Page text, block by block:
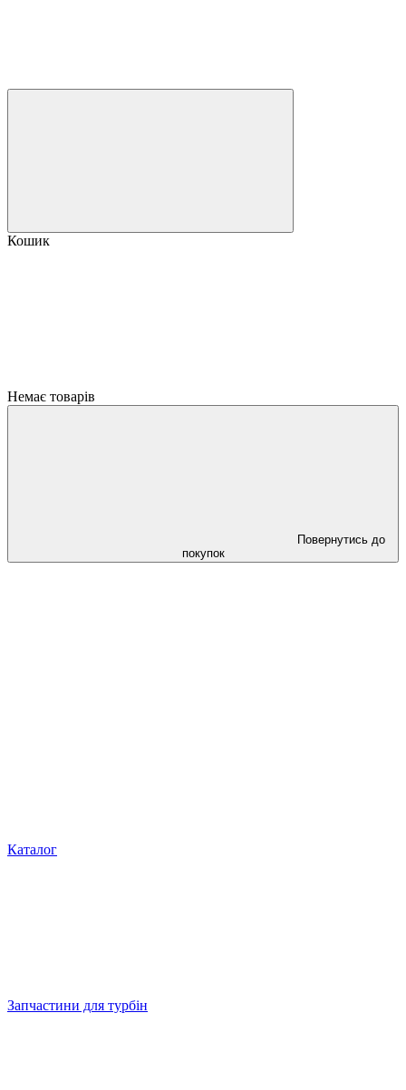
Кошик
Немає товарів
Повернутись до
покупок
Каталог
Запчастини для турбін